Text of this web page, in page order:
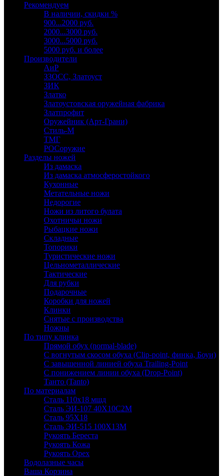
Рекомендуем
В наличии, скидки %
900...2000 руб.
2000...3000 руб.
3000...5000 руб.
5000 руб. и более
Производители
АиР
ЗЗОСС, Златоуст
ЗИК
Златко
Златоустовская оружейная фабрика
Златпрофит
Оружейник (Арт-Грани)
Стиль-М
ТМГ
РОСоружие
Разделы ножей
Из дамаска
Из дамаска атмосферостойкого
Кухонные
Метательные ножи
Недорогие
Ножи из литого булата
Охотничьи ножи
Рыбацкие ножи
Складные
Топорики
Туристические ножи
Цельнометаллические
Тактические
Для рубки
Подарочные
Коробки для ножей
Клинки
Снятые с производства
Ножны
По типу клинка
Прямой обух (normal-blade)
С вогнутым скосом обуха (Clip-point, финка, Боуи)
С завышенной линией обуха Trailing-Point
С понижением линии обуха (Drop-Point)
Танто (Tanto)
По материалам
Сталь 110х18 мшд
Сталь ЭИ-107 40Х10С2М
Сталь 95Х18
Сталь ЭИ-515 100Х13М
Рукоять Береста
Рукоять Кожа
Рукоять Орех
Водолазные часы
Ваша Корзина